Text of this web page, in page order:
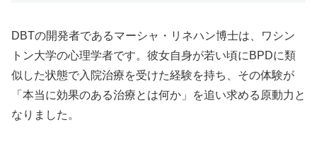
DBTの開発者であるマーシャ・リネハン博士は、ワシン
トン大学の心理学者です。彼女自身が若い頃にBPDに類
似した状態で入院治療を受けた経験を持ち、その体験が
「本当に効果のある治療とは何か」を追い求める原動力と
なりました。